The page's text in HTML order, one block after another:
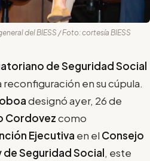
del BIESS / Foto: cortesía BIESS
de Seguridad Social
reconfiguración en su cúpula.
designó ayer, 26 de
Cordovezcomo
Ejecutiva en el Consejo
de Seguridad Social, este